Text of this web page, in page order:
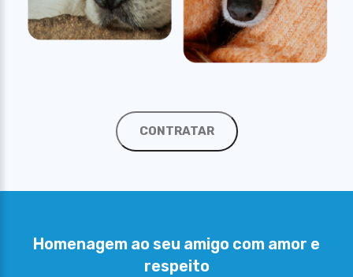
CONTRATAR
Homenagem ao seu amigo com amor e
respeito